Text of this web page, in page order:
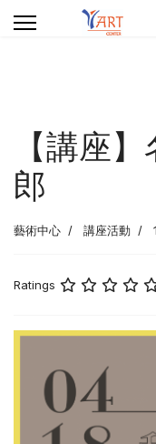
【講座
郎
藝術中心 講座活動
Ratings